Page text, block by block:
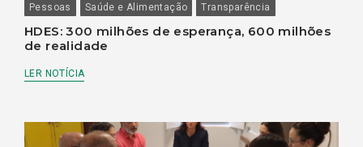
Pessoas Saúde e Alimentação Transparência
HDES: 300 milhões de esperança, 600 milhões
de realidade
LER NOTÍCIA